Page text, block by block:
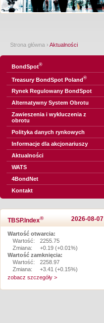
Strona główna › Aktualności
BondSpot®
Treasury BondSpot Poland®
Rynek Regulowany BondSpot
Alternatywny System Obrotu
Zawieszenia i wykluczenia z
obrotu
Polityka danych rynkowych
Informacje dla akcjonariuszy
Aktualności
WATS
4BondNet
Kontakt
TBSP.Index® 2026-08-07
Wartość otwarcia:
Wartość:
2255.75
Zmiana:
+0.19 (+0.01%)
Wartość zamknięcia:
Wartość:
2258.97
Zmiana:
+3.41 (+0.15%)
zobacz szczegóły >